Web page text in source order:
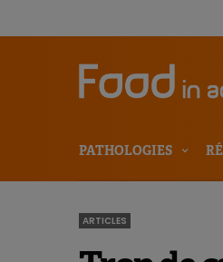
PATHOLOGIES
ARTICLES